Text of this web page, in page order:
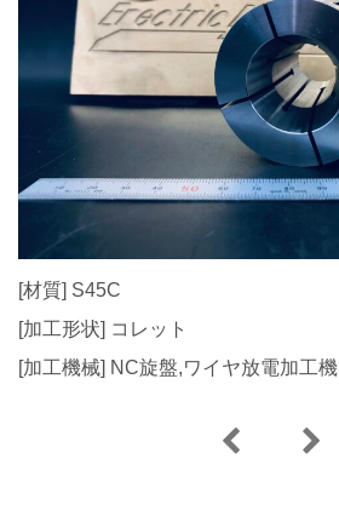
[材質] S45C
[加工形状] コレット
[加工機械] NC旋盤,ワイヤ放電加工機